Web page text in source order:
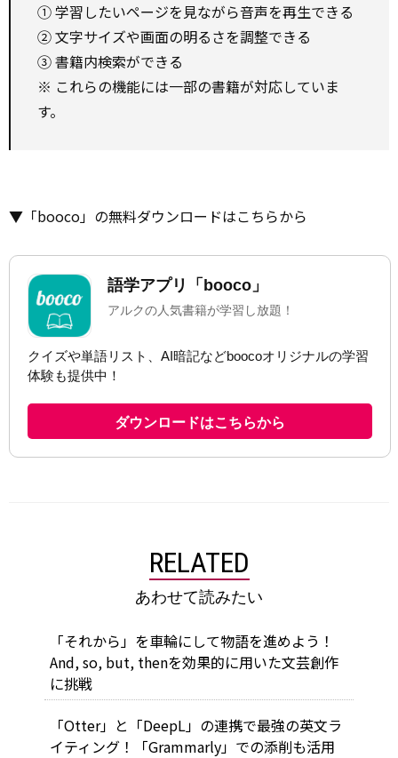
① 学習したいページを見ながら音声を再生できる
② 文字サイズや画面の明るさを調整できる
③ 書籍内検索ができる
※ これらの機能には一部の書籍が対応していま
す。
▼「booco」の無料ダウンロードはこちらから
RELATED
あわせて読みたい
「それから」を車輪にして物語を進めよう！
And, so, but, thenを効果的に用いた文芸創作
に挑戦
「Otter」と「DeepL」の連携で最強の英文ラ
イティング！「Grammarly」での添削も活用